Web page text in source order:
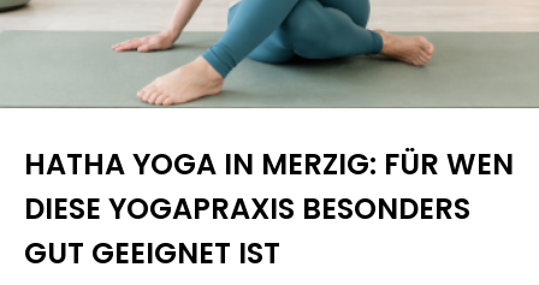
HATHA YOGA IN MERZIG: FÜR WEN
DIESE YOGAPRAXIS BESONDERS
GUT GEEIGNET IST